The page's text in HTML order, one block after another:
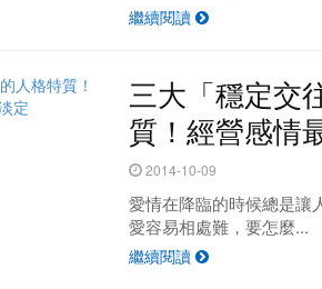
繼續閱讀
三大「穩定交
質！經營感情
2014-10-09
愛情在降臨的時候總是讓
愛容易相處難，要怎麼...
繼續閱讀